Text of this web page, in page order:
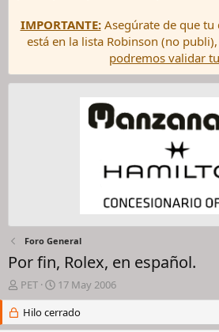
IMPORTANTE:Asegúrate de que tu
está en la lista Robinson (no
podremos validar
Foro General
Por fin, Rolex, en español.
I
n
c
PET
F
e
c
h
17 May 2006
Hilo cerrado